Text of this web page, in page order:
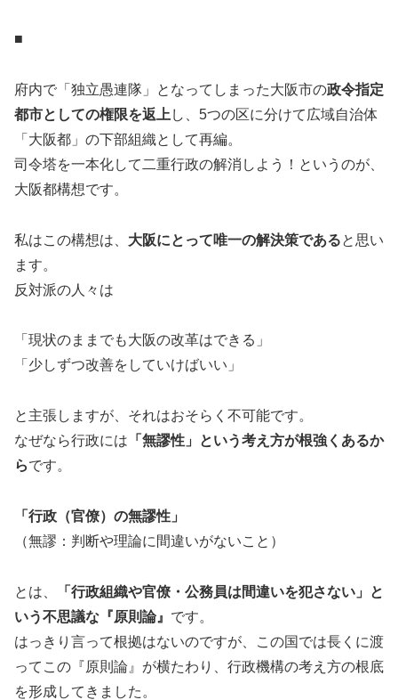
■
府内で「独立愚連隊」となってしまった大阪市の政令指定
都市としての権限を返上 し、5つの区に分けて広域自治体
「大阪都」の下部組織として再編。
司令塔を一本化して二重行政の解消しよう！というのが、
大阪都構想です。
私はこの構想は、 大阪にとって唯一の解決策であると思い
ます。
反対派の人々は
「現状のままでも大阪の改革はできる」
「少しずつ改善をしていけばいい」
と主張しますが、それはおそらく不可能です。
なぜなら行政には 「無謬性」という考え方が根強くあるか
らです。
「行政（官僚）の無謬性」
（無謬：判断や理論に間違いがないこと）
とは、
「行政組織や官僚・公務員は間違いを犯さない」と
いう不思議な『原則論』 です。
はっきり言って根拠はないのですが、この国では長くに渡
ってこの『原則論』が横たわり、行政機構の考え方の根底
を形成してきました。